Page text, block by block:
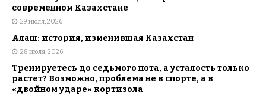
современном Казахстане
29 июля, 2026
Алаш: история, изменившая Казахстан
28 июля, 2026
Тренируетесь до седьмого пота, а усталость только
растет? Возможно, проблема не в спорте, а в
«двойном ударе» кортизола